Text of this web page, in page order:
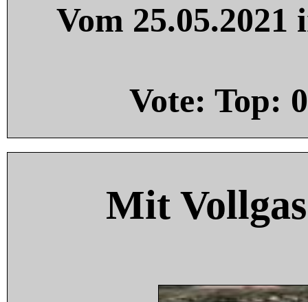
Vom
Vote: Top: 0
Mit